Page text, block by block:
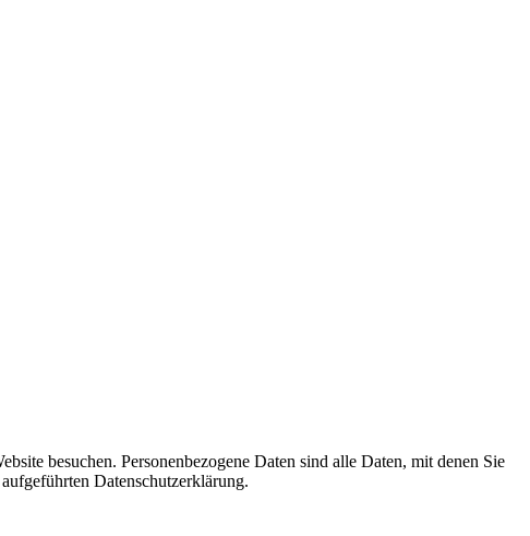
besuchen. Personenbezogene Daten sind alle Daten, mit denen Sie
Datenschutzerklärung.